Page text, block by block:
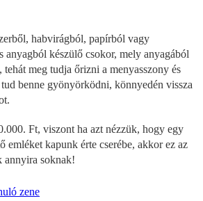
habvirágból, papírból vagy
anyagból készülő csokor, mely anyagából
tehát meg tudja őrizni a menyasszony és
benne gyönyörködni, könnyedén vissza
Ft, viszont ha azt nézzük, hogy egy
emléket kapunk érte cserébe, akkor ez az
annyira soknak!
zene